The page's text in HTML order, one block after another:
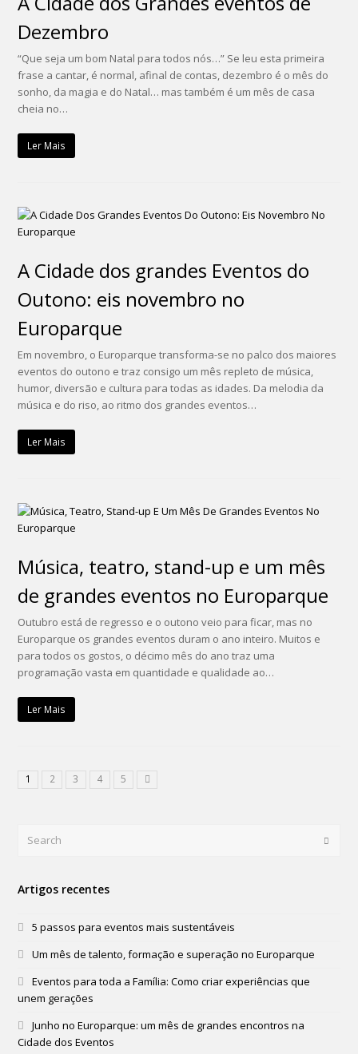
Dezembro
“Que seja um bom Natal para todos nós…” Se leu esta primeira
frase a cantar, é normal, afinal de contas, dezembro é o mês do
sonho, da magia e do Natal… mas também é um mês de casa
cheia no…
Ler Mais
A Cidade dos grandes Eventos do
Outono: eis novembro no
Europarque
Em novembro, o Europarque transforma-se no palco dos maiores
eventos do outono e traz consigo um mês repleto de música,
humor, diversão e cultura para todas as idades. Da melodia da
música e do riso, ao ritmo dos grandes eventos…
Ler Mais
Música, teatro, stand-up e um mês
de grandes eventos no Europarque
Outubro está de regresso e o outono veio para ficar, mas no
Europarque os grandes eventos duram o ano inteiro. Muitos e
para todos os gostos, o décimo mês do ano traz uma
programação vasta em quantidade e qualidade ao…
Ler Mais
1 2 3 4 5
Artigos recentes
5 passos para eventos mais sustentáveis
Um mês de talento, formação e superação no Europarque
Eventos para toda a Família: Como criar experiências que
unem gerações
Junho no Europarque: um mês de grandes encontros na
Cidade dos Eventos